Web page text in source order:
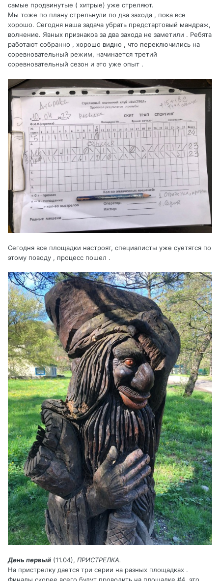
самые продвинутые ( хитрые) уже стреляют.
Мы тоже по плану стрельнули по два захода , пока все
хорошо. Сегодня наша задача убрать предстартовый мандраж,
волнение. Явных признаков за два захода не заметили . Ребята
работают собранно , хорошо видно , что переключились на
соревновательный режим, начинается третий
соревновательный сезон и это уже опыт .
Сегодня все площадки настроят, специалисты уже суетятся по
этому поводу , процесс пошел .
День первый (11.04), ПРИСТРЕЛКА.
На пристрелку дается три серии на разных площадках .